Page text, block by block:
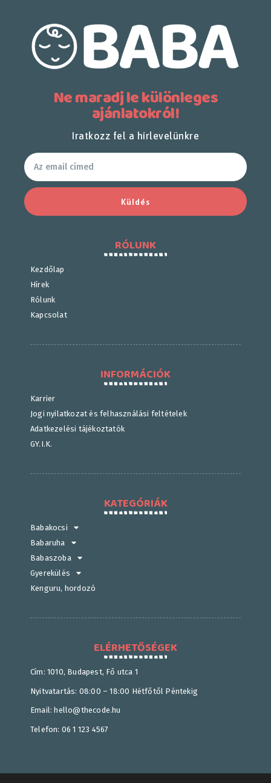
Ne maradj le különleges
ajánlatokról!
Iratkozz fel a hírlevelünkre
Küldés
RÓLUNK
Kezdőlap
Hírek
Rólunk
Kapcsolat
INFORMÁCIÓK
Karrier
Jogi nyilatkozat és felhasználási feltételek
Adatkezelési tájékoztatók
GY.I.K.
KATEGÓRIÁK
Babakocsi
Babaruha
Babaszoba
Gyerekülés
Kenguru, hordozó
ELÉRHETŐSÉGEK
Cím: 1010, Budapest, Fő utca 1
Nyitvatartás: 08:00 – 18:00 Hétfőtől Péntekig
Email: hello@thecode.hu
Telefon: 06 1 123 4567